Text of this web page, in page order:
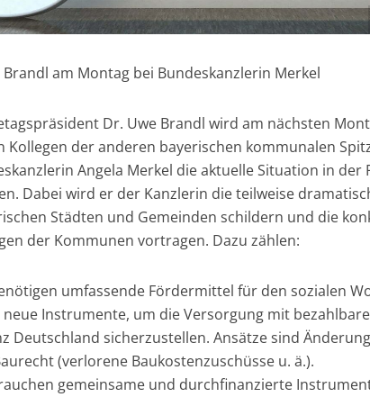
am Montag bei Bundeskanzlerin Merkel
Dr. Uwe Brandl wird am nächsten
Kollegen der anderen bayerischen kommunalen
Angela Merkel die aktuelle Situation in der
Dabei wird er der Kanzlerin die teilweise
Städten und Gemeinden schildern und die
der Kommunen vortragen. Dazu zählen:
umfassende Fördermittel für den sozialen
neue Instrumente, um die Versorgung mit
Deutschland sicherzustellen. Ansätze sind
(verlorene Baukostenzuschüsse u. ä.).
gemeinsame und durchfinanzierte